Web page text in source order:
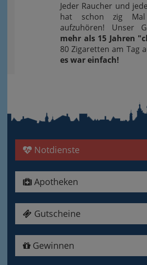
Jeder Raucher und
hat schon zig Mal
aufzuhören! Unser
mehr als 15 Jahren
80 Zigaretten am Tag
es war einfach!
Notdienste
Apotheken
Gutscheine
Gewinnen